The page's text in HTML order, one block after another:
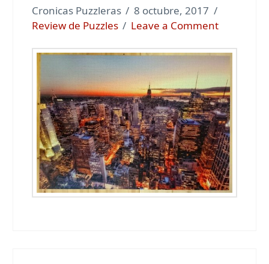
Cronicas Puzzleras
8 octubre, 2017
Review de Puzzles
Leave a Comment